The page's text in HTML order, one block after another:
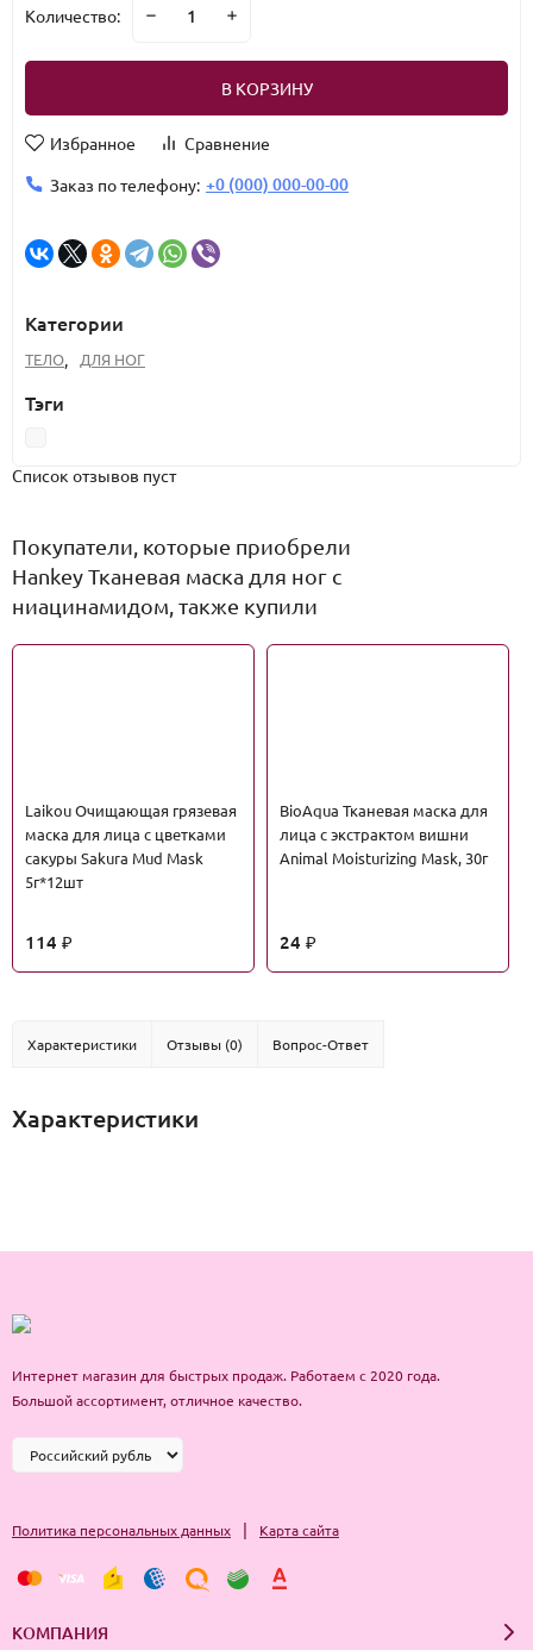
Количество:
В КОРЗИНУ
Избранное
Сравнение
Заказ по телефону: +0 (000) 000-00-00
Категории
ТЕЛО, ДЛЯ НОГ
Тэги
Список отзывов пуст
Покупатели, которые приобрели
Hankey Тканевая маска для ног с
ниацинамидом, также купили
Laikou Очищающая грязевая
маска для лица с цветками
сакуры Sakura Mud Mask
5г*12шт
114 ₽
BioAqua Тканевая маска для
лица с экстрактом вишни
Animal Moisturizing Mask, 30г
24 ₽
Характеристики Отзывы (0) Вопрос-Ответ
Характеристики
Интернет магазин для быстрых продаж. Работаем с 2020 года.
Большой ассортимент, отличное качество.
Политика персональных данных | Карта сайта
КОМПАНИЯ